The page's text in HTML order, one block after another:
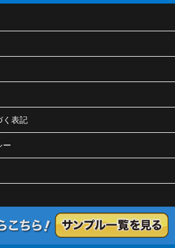
く表記
ー